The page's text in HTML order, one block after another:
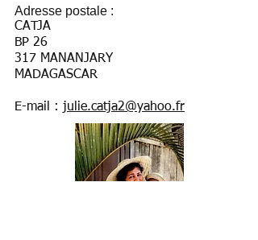
Adresse postale :
CATJA
BP 26
317 MANANJARY
MADAGASCAR
E-mail : julie.catja2@yahoo.fr